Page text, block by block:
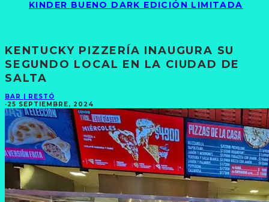
KINDER BUENO DARK EDICIÓN LIMITADA
KENTUCKY PIZZERÍA INAUGURA SU
SEGUNDO LOCAL EN LA CIUDAD DE
SALTA
BAR | RESTÓ
·25 SEPTIEMBRE, 2024